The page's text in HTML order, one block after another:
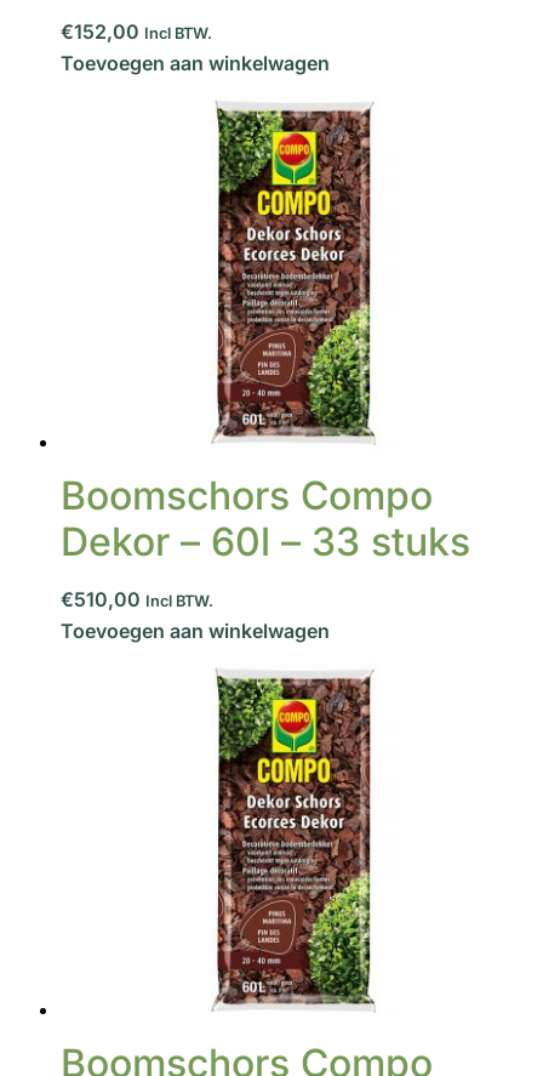
€152,00 Incl BTW.
Toevoegen aan winkelwagen
Boomschors Compo
Dekor – 60l – 33 stuks
€510,00 Incl BTW.
Toevoegen aan winkelwagen
Boomschors Compo